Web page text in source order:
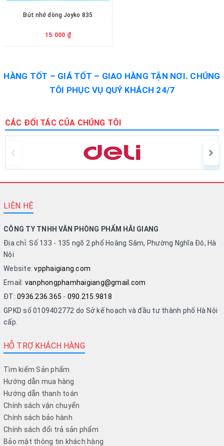
Bút nhớ dòng Joyko 835
15.000 ₫
HÀNG TỐT – GIÁ TỐT – GIAO HÀNG TẬN NƠI. CHÚNG
TÔI PHỤC VỤ QUÝ KHÁCH 24/7
CÁC ĐỐI TÁC CỦA CHÚNG TÔI
LIÊN HỆ
CÔNG TY TNHH VĂN PHÒNG PHẨM HẢI GIANG
Địa chỉ: Số 133 - 135 ngõ 2 phố Hoàng Sâm, Phường Nghĩa Đô, Hà
Nội
Website:vpphaigiang.com
Email: vanphongphamhaigiang@gmail.com
ĐT: 0936.236.365 - 090.215.9818
GPKD số 0109402772 do Sở kế hoạch và đầu tư thành phố Hà Nội
cấp.
HỖ TRỢ KHÁCH HÀNG
Tìm kiếm Sản phẩm
Hướng dẫn mua hàng
Hướng dẫn thanh toán
Chính sách vận chuyển
Chính sách bảo hành
Chính sách đổi trả sản phẩm
Bảo mật thông tin khách hàng